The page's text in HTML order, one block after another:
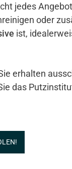
jedes
oder
ist,
erhalten
das